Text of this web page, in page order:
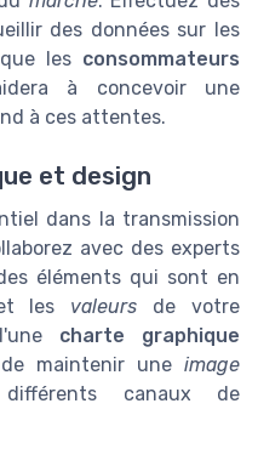
des données sur les
les consommateurs
à concevoir une
à ces attentes.
et design
dans la transmission
avec des experts
éléments qui sont en
les valeurs de votre
charte graphique
maintenir une image
canaux de